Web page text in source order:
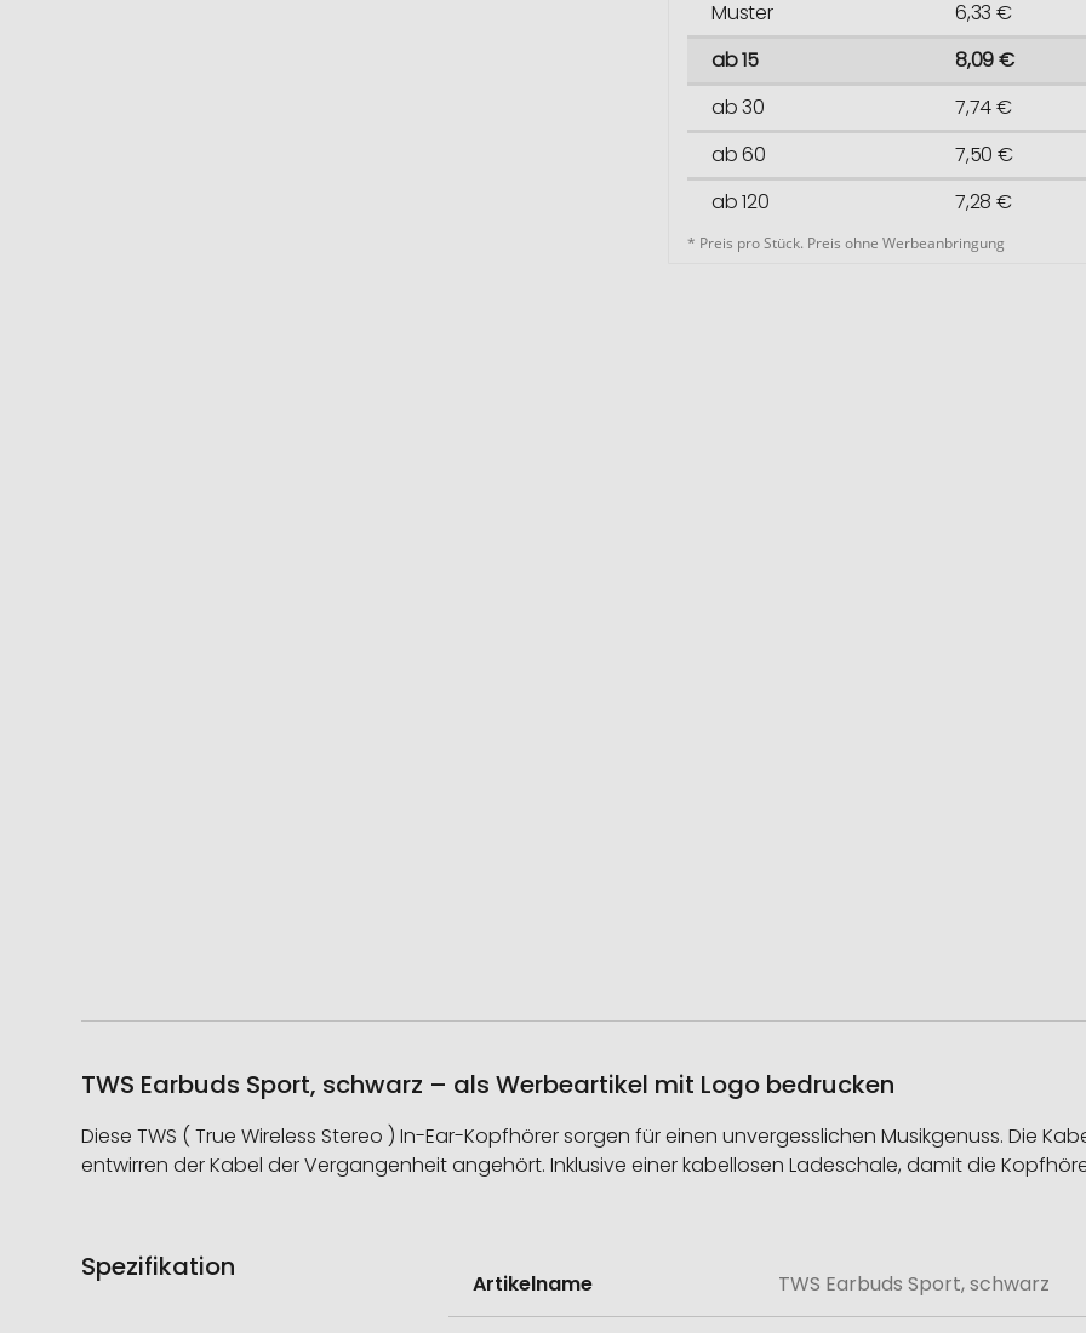
Muster
6,33 €
ab 15
8,09 €
ab 30
7,74 €
ab 60
7,50 €
ab 120
7,28 €
* Preis pro Stück. Preis ohne Werbeanbringung
TWS Earbuds Sport, schwarz – als Werbeartikel mit Logo bedrucken
Diese TWS ( True Wireless Stereo ) In-Ear-Kopfhörer sorgen für einen unvergesslichen Musikgenuss. Die
entwirren der Kabel der Vergangenheit angehört. Inklusive einer kabellosen Ladeschale, damit die
Spezifikation
Informationen
Artikelname TWS Earbuds Sport, schwarz